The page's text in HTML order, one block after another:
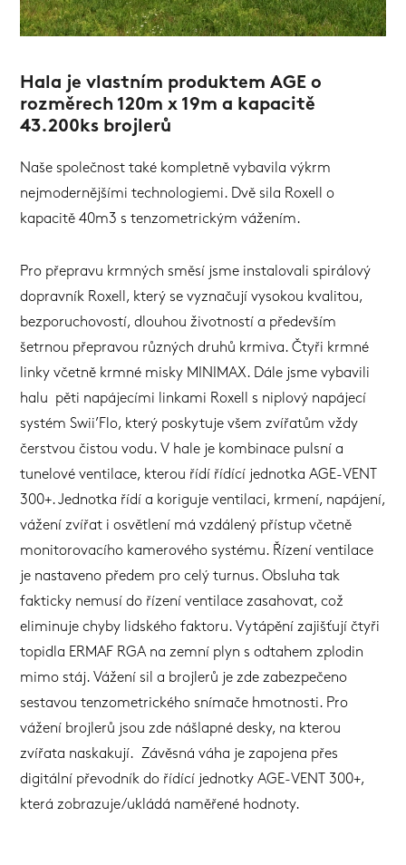
Hala je vlastním produktem AGE o
rozměrech 120m x 19m a kapacitě
43.200ks brojlerů
Naše společnost také kompletně vybavila výkrm
nejmodernějšími technologiemi. Dvě sila Roxell o
kapacitě 40m3 s tenzometrickým vážením.
Pro přepravu krmných směsí jsme instalovali spirálový
dopravník Roxell, který se vyznačují vysokou kvalitou,
bezporuchovostí, dlouhou životností a především
šetrnou přepravou různých druhů krmiva. Čtyři krmné
linky včetně krmné misky MINIMAX. Dále jsme vybavili
halu pěti napájecími linkami Roxell s niplový napájecí
systém Swii’Flo, který poskytuje všem zvířatům vždy
čerstvou čistou vodu. V hale je kombinace pulsní a
tunelové ventilace, kterou řídí řídící jednotka AGE-VENT
300+. Jednotka řídí a koriguje ventilaci, krmení, napájení,
vážení zvířat i osvětlení má vzdálený přístup včetně
monitorovacího kamerového systému. Řízení ventilace
je nastaveno předem pro celý turnus. Obsluha tak
fakticky nemusí do řízení ventilace zasahovat, což
eliminuje chyby lidského faktoru. Vytápění zajišťují čtyři
topidla ERMAF RGA na zemní plyn s odtahem zplodin
mimo stáj. Vážení sil a brojlerů je zde zabezpečeno
sestavou tenzometrického snímače hmotnosti. Pro
vážení brojlerů jsou zde nášlapné desky, na kterou
zvířata naskakují. Závěsná váha je zapojena přes
digitální převodník do řídící jednotky AGE-VENT 300+,
která zobrazuje/ukládá naměřené hodnoty.